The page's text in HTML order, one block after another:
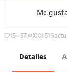
Me gusta
15 57 0 516
Detalles